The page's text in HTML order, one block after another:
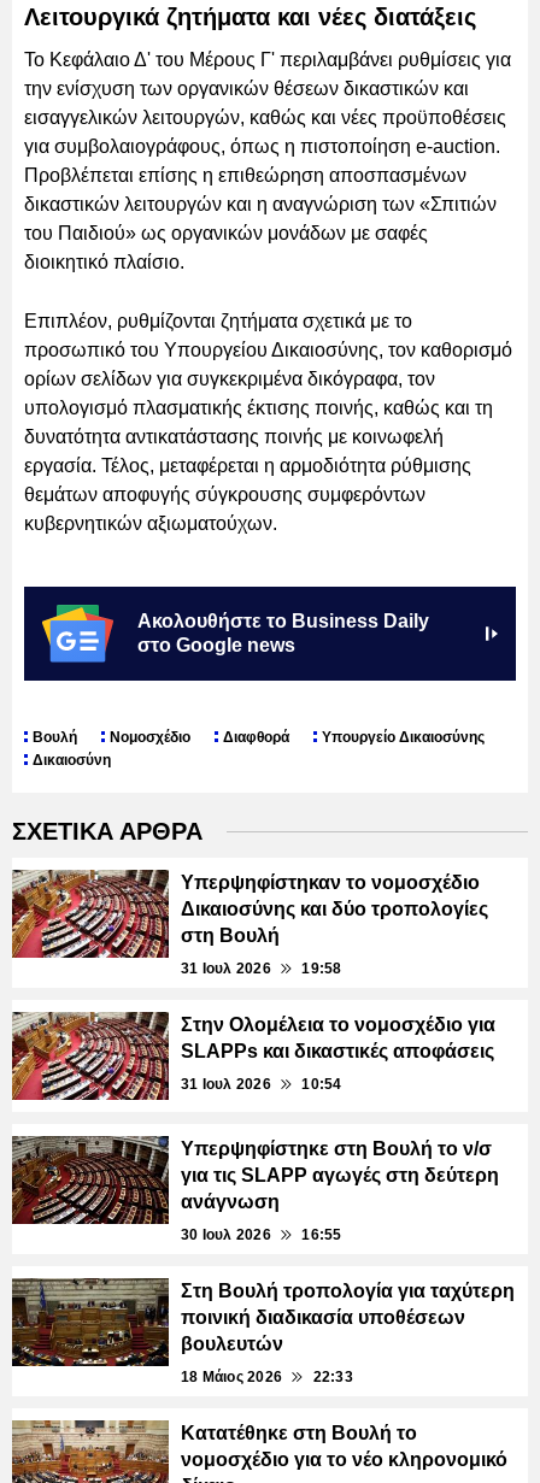
Λειτουργικά ζητήματα και νέες διατάξεις
Το Κεφάλαιο Δ' του Μέρους Γ' περιλαμβάνει ρυθμίσεις για
την ενίσχυση των οργανικών θέσεων δικαστικών και
εισαγγελικών λειτουργών, καθώς και νέες προϋποθέσεις
για συμβολαιογράφους, όπως η πιστοποίηση e-auction.
Προβλέπεται επίσης η επιθεώρηση αποσπασμένων
δικαστικών λειτουργών και η αναγνώριση των «Σπιτιών
του Παιδιού» ως οργανικών μονάδων με σαφές
διοικητικό πλαίσιο.
Επιπλέον, ρυθμίζονται ζητήματα σχετικά με το
προσωπικό του Υπουργείου Δικαιοσύνης, τον καθορισμό
ορίων σελίδων για συγκεκριμένα δικόγραφα, τον
υπολογισμό πλασματικής έκτισης ποινής, καθώς και τη
δυνατότητα αντικατάστασης ποινής με κοινωφελή
εργασία. Τέλος, μεταφέρεται η αρμοδιότητα ρύθμισης
θεμάτων αποφυγής σύγκρουσης συμφερόντων
κυβερνητικών αξιωματούχων.
Ακολουθήστε το Business Daily
στο Google news
Βουλή Νομοσχέδιο Διαφθορά
Υπουργείο Δικαιοσύνης
Δικαιοσύνη
ΣΧΕΤΙΚΑ ΑΡΘΡΑ
Υπερψηφίστηκαν το νομοσχέδιο
Δικαιοσύνης και δύο τροπολογίες
στη Βουλή
31 Ιουλ 2026 19:58
Στην Ολομέλεια το νομοσχέδιο για
SLAPPs και δικαστικές αποφάσεις
31 Ιουλ 2026 10:54
Υπερψηφίστηκε στη Βουλή το ν/σ
για τις SLAPP αγωγές στη δεύτερη
ανάγνωση
30 Ιουλ 2026 16:55
Στη Βουλή τροπολογία για ταχύτερη
ποινική διαδικασία υποθέσεων
βουλευτών
18 Μάιος 2026 22:33
Κατατέθηκε στη Βουλή το
νομοσχέδιο για το νέο κληρονομικό